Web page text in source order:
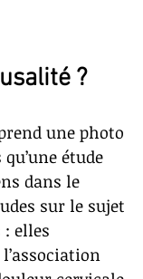
?
une photo
étude
dans le
sur le sujet
: elles